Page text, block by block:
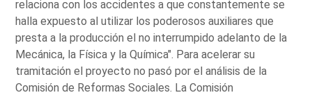
relaciona con los accidentes a que constantemente se
halla expuesto al utilizar los poderosos auxiliares que
presta a la producción el no interrumpido adelanto de la
Mecánica, la Física y la Química". Para acelerar su
tramitación el proyecto no pasó por el análisis de la
Comisión de Reformas Sociales. La Comisión